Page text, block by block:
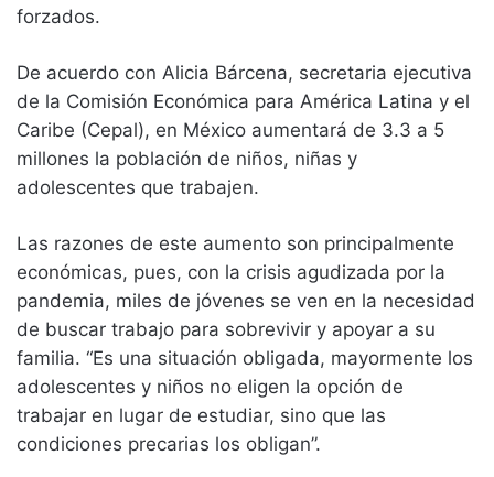
forzados.
De acuerdo con Alicia Bárcena, secretaria ejecutiva
de la Comisión Económica para América Latina y el
Caribe (Cepal), en México aumentará de 3.3 a 5
millones la población de niños, niñas y
adolescentes que trabajen.
Las razones de este aumento son principalmente
económicas, pues, con la crisis agudizada por la
pandemia, miles de jóvenes se ven en la necesidad
de buscar trabajo para sobrevivir y apoyar a su
familia. “Es una situación obligada, mayormente los
adolescentes y niños no eligen la opción de
trabajar en lugar de estudiar, sino que las
condiciones precarias los obligan”.